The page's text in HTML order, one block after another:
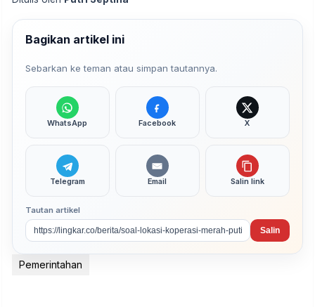
Bagikan artikel ini
Sebarkan ke teman atau simpan tautannya.
WhatsApp Facebook X
Telegram Email Salin link
Tautan artikel
Salin
Pemerintahan